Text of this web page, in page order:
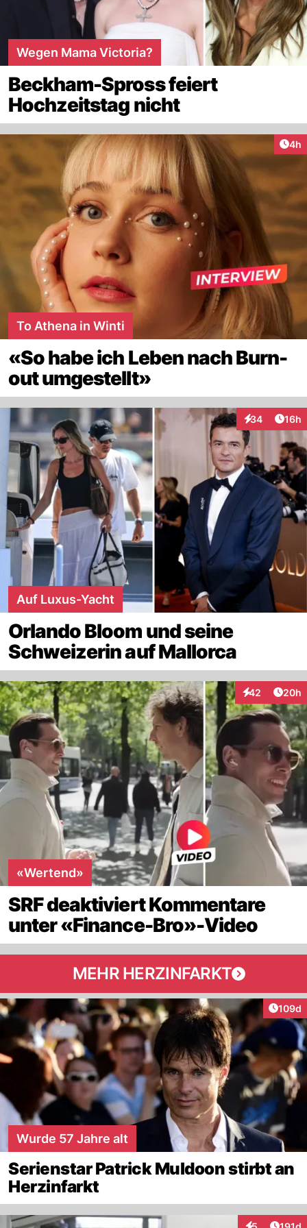
Wegen Mama Victoria?
Beckham-Spross feiert
Hochzeitstag nicht
4h
To Athena in Winti
«So habe ich Leben nach Burn-
out umgestellt»
34
Interaktionen
16h
Auf Luxus-Yacht
Orlando Bloom und seine
Schweizerin auf Mallorca
42
Interaktionen
20h
«Wertend»
SRF deaktiviert Kommentare
unter «Finance-Bro»-Video
MEHR HERZINFARKT
109d
Wurde 57 Jahre alt
Serienstar Patrick Muldoon stirbt an
Herzinfarkt